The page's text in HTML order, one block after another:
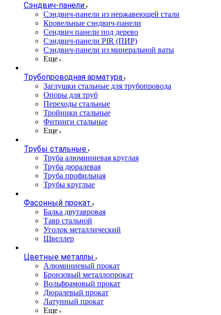
Сэндвич-панели
Cэндвич-панели из нержавеющей стали
Кровельные сэндвич-панели
Сендвич панели под дерево
Сэндвич-панели PIR (ПИР)
Сэндвич-панели из минеральной ваты
Еще
Трубопроводная арматура
Заглушки стальные для трубопровода
Опоры для труб
Переходы стальные
Тройники стальные
Фитинги стальные
Еще
Трубы стальные
Труба алюминиевая круглая
Труба дюралевая
Труба профильная
Трубы круглые
Фасонный прокат
Балка двутавровая
Тавр стальной
Уголок металлический
Швеллер
Цветные металлы
Алюминиевый прокат
Бронзовый металлопрокат
Вольфрамовый прокат
Дюралевый прокат
Латунный прокат
Еще